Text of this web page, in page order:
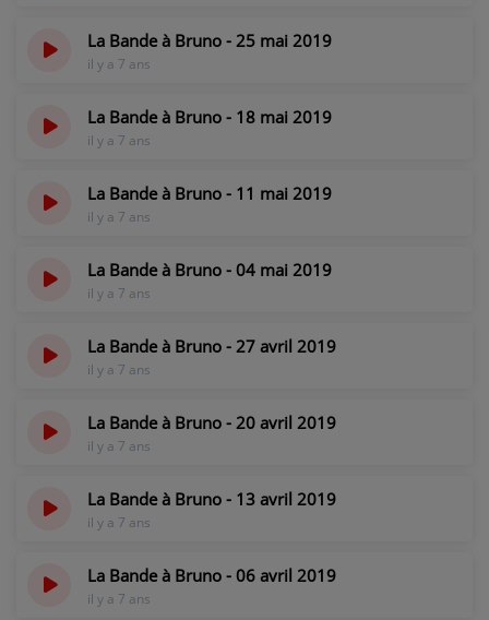
PARTENAIRES
CONTACT
La Bande à Bruno - 25 mai 2019
il y a 7 ans
La Bande à Bruno - 18 mai 2019
il y a 7 ans
La Bande à Bruno - 11 mai 2019
il y a 7 ans
La Bande à Bruno - 04 mai 2019
il y a 7 ans
La Bande à Bruno - 27 avril 2019
il y a 7 ans
La Bande à Bruno - 20 avril 2019
il y a 7 ans
La Bande à Bruno - 13 avril 2019
il y a 7 ans
La Bande à Bruno - 06 avril 2019
il y a 7 ans